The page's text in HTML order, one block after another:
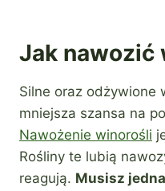
Jak nawozić
Silne oraz odżywione
mniejsza szansa na
Nawożenie winorośli
Rośliny te lubią
reagują. Musisz